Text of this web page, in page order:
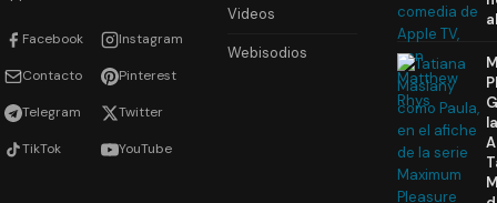
Facebook Instagram
Contacto Pinterest
Telegram Twitter
TikTok YouTube
Videos
Webisodios